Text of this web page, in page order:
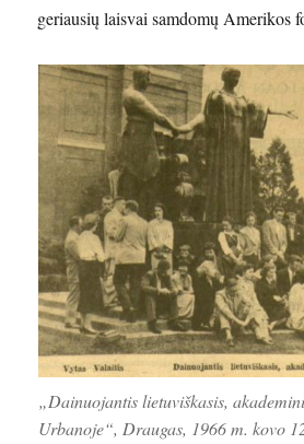
geriausių laisvai samdomų Amerikos
„Dainuojantis lietuviškasis,
Urbanoje“, Draugas, 1966 m. kovo